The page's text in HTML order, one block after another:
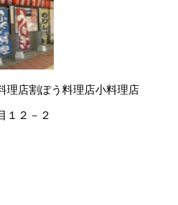
理店割ぽう料理店小料理店
１２－２